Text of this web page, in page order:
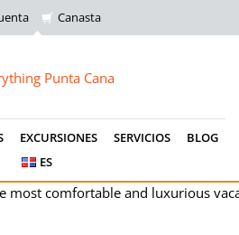
Canasta
EXCURSIONES SERVICIOS
BLOG
ES